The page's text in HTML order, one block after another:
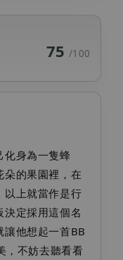
75 /100
化身為一隻蜂
朵的果園裡，在
以上就當作是行
定採用這個名
讓他想起一首BB
，不妨去聽看看